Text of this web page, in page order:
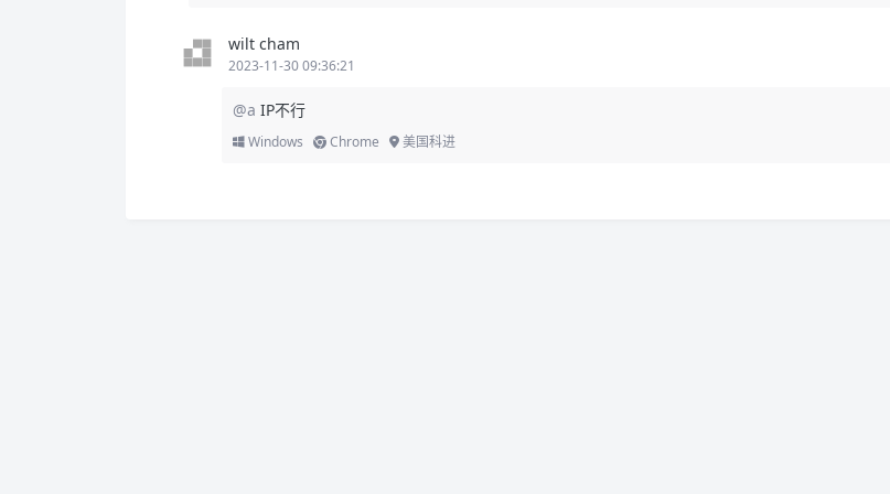
wilt cham
2023-11-30 09:36:21
@a IP不行
Windows Chrome 美国科进